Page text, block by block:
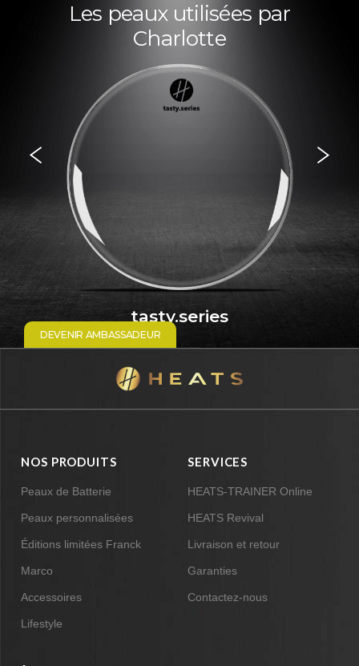
Les peaux utilisées par
Charlotte
tasty.series
DEVENIR AMBASSADEUR
NOS PRODUITS
Peaux de Batterie
Peaux personnalisées
Éditions limitées Franck
Marco
Accessoires
Lifestyle
SERVICES
HEATS-TRAINER Online
HEATS Revival
Livraison et retour
Garanties
Contactez-nous